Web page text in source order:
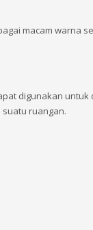
macam warna
digunakan untuk
ruangan.